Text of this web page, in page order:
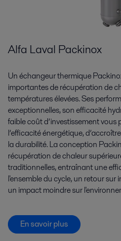
Alfa Laval Packinox
Un échangeur thermique
importantes de récupération de
températures élevées. Ses
exceptionnelles, son efficacité
faible coût d’investissement vous
l’efficacité énergétique,
la durabilité. La conception
récupération de chaleur
traditionnelles, entraînant une
l'ensemble du cycle, un retour sur
un impact moindre sur
En savoir plus